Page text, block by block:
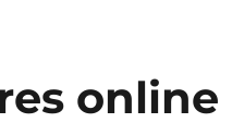
online